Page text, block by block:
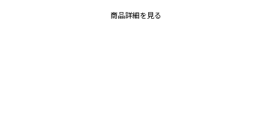
商品詳細を見る